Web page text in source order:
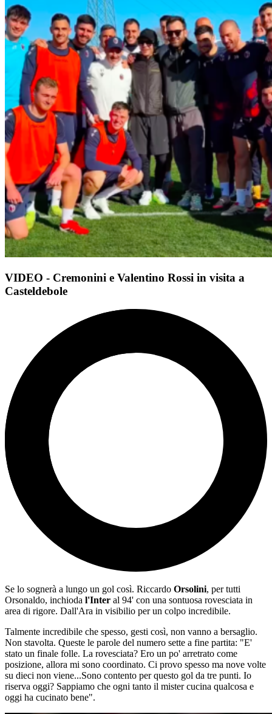
VIDEO - Cremonini e Valentino Rossi in visita a
Casteldebole
Se lo sognerà a lungo un gol così. Riccardo Orsolini, per tutti
Orsonaldo, inchioda l'Inter al 94' con una sontuosa rovesciata in
area di rigore. Dall'Ara in visibilio per un colpo incredibile.
Talmente incredibile che spesso, gesti così, non vanno a bersaglio.
Non stavolta. Queste le parole del numero sette a fine partita: "E'
stato un finale folle. La rovesciata? Ero un po' arretrato come
posizione, allora mi sono coordinato. Ci provo spesso ma nove volte
su dieci non viene...Sono contento per questo gol da tre punti. Io
riserva oggi? Sappiamo che ogni tanto il mister cucina qualcosa e
oggi ha cucinato bene".